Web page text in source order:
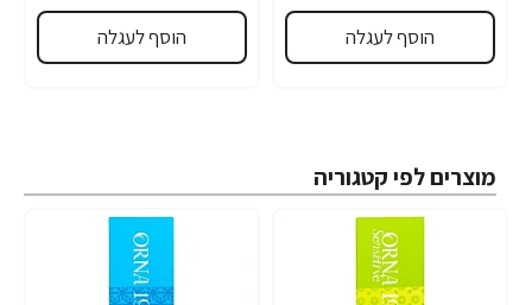
הוסף לעגלה הוסף לעגלה
מוצרים לפי קטגוריה